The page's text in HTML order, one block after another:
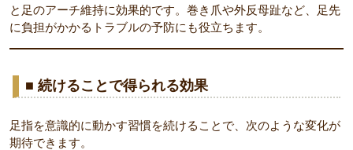
と足のアーチ維持に効果的です。巻き爪や外反母趾など、足先
に負担がかかるトラブルの予防にも役立ちます。
■ 続けることで得られる効果
足指を意識的に動かす習慣を続けることで、次のような変化が
期待できます。